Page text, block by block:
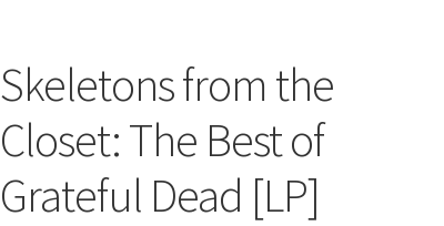
Skeletons from the
Closet: The Best of
Grateful Dead [LP]